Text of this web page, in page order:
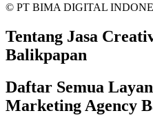
© PT BIMA DIGITAL
Tentang Jasa
Balikpapan
Daftar Semua
Marketing Agency